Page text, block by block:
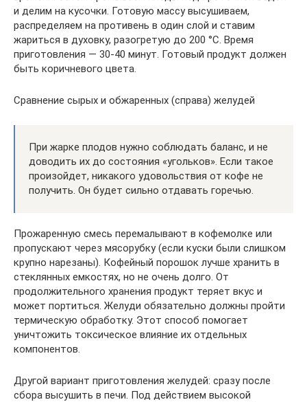
и делим на кусочки. Готовую массу высушиваем,
распределяем на противень в один слой и ставим
жариться в духовку, разогретую до 200 °С. Время
приготовления — 30-40 минут. Готовый продукт должен
быть коричневого цвета.
Сравнение сырых и обжаренных (справа) желудей
При жарке плодов нужно соблюдать баланс, и не
доводить их до состояния «угольков». Если такое
произойдет, никакого удовольствия от кофе не
получить. Он будет сильно отдавать горечью.
Прожаренную смесь перемалывают в кофемолке или
пропускают через мясорубку (если куски были слишком
крупно нарезаны). Кофейный порошок лучше хранить в
стеклянных емкостях, но не очень долго. От
продолжительного хранения продукт теряет вкус и
может портиться. Желуди обязательно должны пройти
термическую обработку. Этот способ помогает
уничтожить токсическое влияние их отдельных
компонентов.
Другой вариант приготовления желудей: сразу после
сбора высушить в печи. Под действием высокой